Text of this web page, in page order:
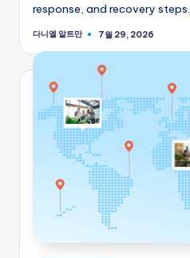
response, and recovery steps.
게
자
다니엘 알트만 7월 29, 2026